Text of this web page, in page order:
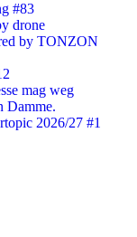
#83
drone
by TONZON
mag weg
Damme.
2026/27 #1